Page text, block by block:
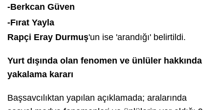
-Berkcan Güven
-Fırat Yayla
Rapçi Eray Durmuş'un ise 'arandığı' belirtildi.
Yurt dışında olan fenomen ve ünlüler hakkında
yakalama kararı
Başsavcılıktan yapılan açıklamada; aralarında